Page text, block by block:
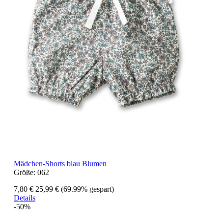
Mädchen-Shorts blau Blumen
Größe: 062
7,80 € 25,99 € (69.99% gespart)
Details
-50%